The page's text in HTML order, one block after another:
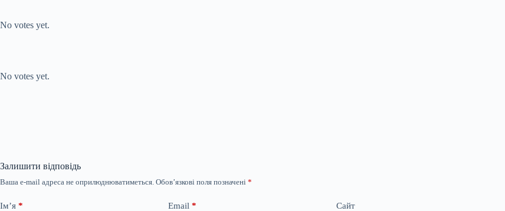
No votes yet.
No votes yet.
Залишити відповідь
Ваша e-mail адреса не оприлюднюватиметься. Обов’язкові поля позначені *
Ім’я * Email * Сайт